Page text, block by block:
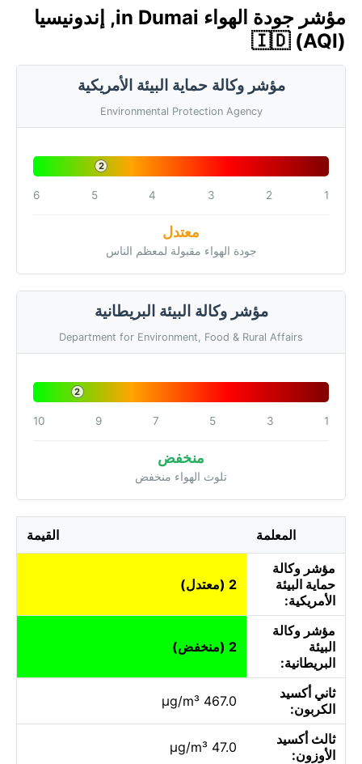
مؤشر جودة الهواء in Dumai, إندونيسيا
🇮🇩 (AQI)
مؤشر وكالة حماية البيئة الأمريكية
Environmental Protection Agency
2
1
2
3
4
5
6
معتدل
جودة الهواء مقبولة لمعظم الناس
مؤشر وكالة البيئة البريطانية
Department for Environment, Food & Rural Affairs
2
1
3
5
7
9
10
منخفض
تلوث الهواء منخفض
المعلمة القيمة
مؤشر وكالة
حماية البيئة
الأمريكية:
2 (معتدل)
مؤشر وكالة
البيئة
البريطانية:
2 (منخفض)
ثاني أكسيد
الكربون:
467.0 µg/m³
ثالث أكسيد
الأوزون:
47.0 µg/m³